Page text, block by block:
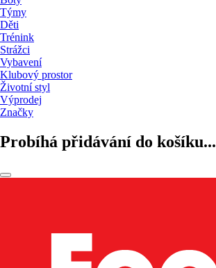
Týmy
Děti
Trénink
Strážci
Vybavení
Klubový prostor
Životní styl
Výprodej
Značky
Probíhá přidávání do košíku...